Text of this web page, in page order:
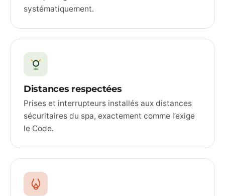
systématiquement.
Distances respectées
Prises et interrupteurs installés aux distances
sécuritaires du spa, exactement comme l’exige
le Code.